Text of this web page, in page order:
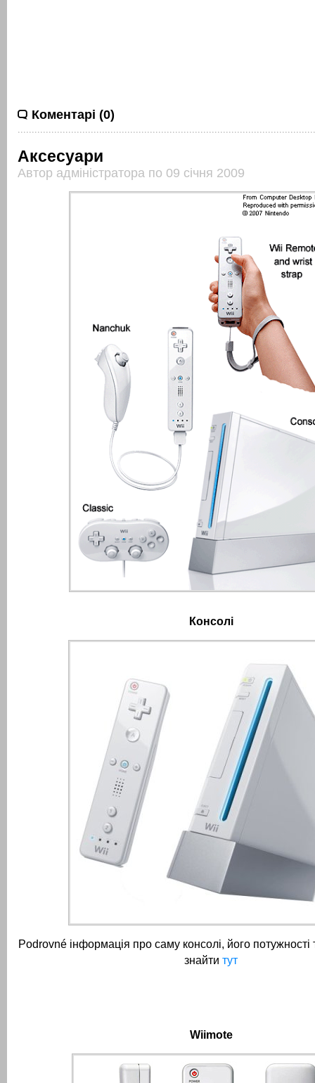
Коментарі (0)
Аксесуари
Автор адміністратора по 09 січня 2009
Консолі
Podrovné інформація про саму консолі, його
знайти тут
Wiimote